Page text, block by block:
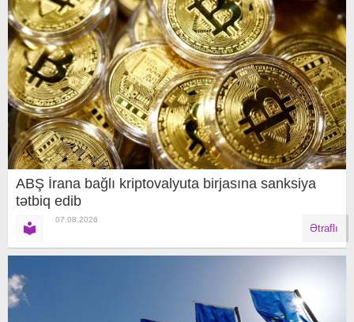
ABŞ İrana bağlı kriptovalyuta birjasına sanksiya
tətbiq edib
07.08.2026
Ətraflı